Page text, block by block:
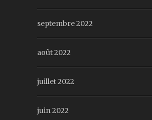
septembre 2022
août 2022
juillet 2022
juin 2022